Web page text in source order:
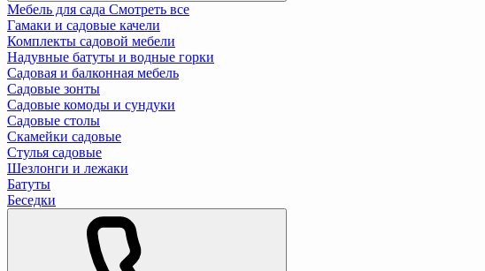
Мебель для сада Смотреть все
Гамаки и садовые качели
Комплекты садовой мебели
Надувные батуты и водные горки
Садовая и балконная мебель
Садовые зонты
Садовые комоды и сундуки
Садовые столы
Скамейки садовые
Стулья садовые
Шезлонги и лежаки
Батуты
Беседки